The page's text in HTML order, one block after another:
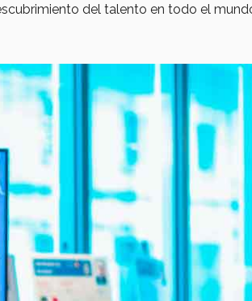
del talento en todo el